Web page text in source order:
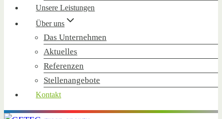
Unsere Leistungen
Über uns
Das Unternehmen
Aktuelles
Referenzen
Stellenangebote
Kontakt